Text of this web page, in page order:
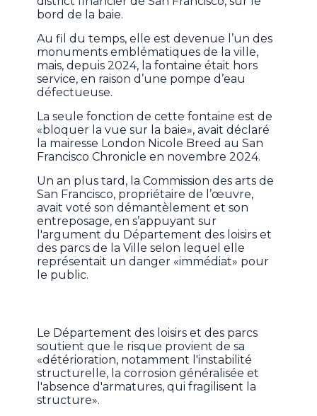
bord de la baie.
Au fil du temps, elle est devenue l’un des
monuments emblématiques de la ville,
mais, depuis 2024, la fontaine était hors
service, en raison d’une pompe d’eau
défectueuse.
La seule fonction de cette fontaine est de
«bloquer la vue sur la baie», avait déclaré
la mairesse London Nicole Breed au San
Francisco Chronicle en novembre 2024.
Un an plus tard, la Commission des arts de
San Francisco, propriétaire de l’œuvre,
avait voté son démantèlement et son
entreposage, en s’appuyant sur
l'argument du Département des loisirs et
des parcs de la Ville selon lequel elle
représentait un danger «immédiat» pour
le public.
Le Département des loisirs et des parcs
soutient que le risque provient de sa
«détérioration, notamment l'instabilité
structurelle, la corrosion généralisée et
l'absence d'armatures, qui fragilisent la
structure».